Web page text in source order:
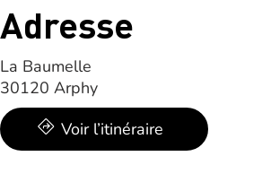
Adresse
La Baumelle
30120 Arphy
Voir l’itinéraire